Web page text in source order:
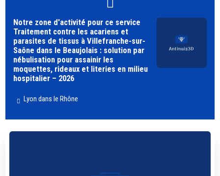
Notre zone d'activité pour ce service
Traitement contre les acariens et
parasites de tissus à Villefranche-sur-
Saône dans le Beaujolais : solution par
nébulisation pour assainir les
moquettes, rideaux et literies en milieu
hospitalier – 2026
Lyon dans le Rhône